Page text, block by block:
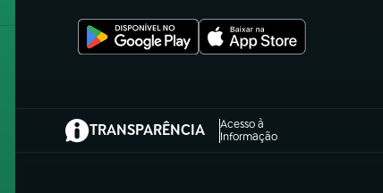
TRANSPARÊNCIA
Acesso à
Informação
(abre em nova aba)